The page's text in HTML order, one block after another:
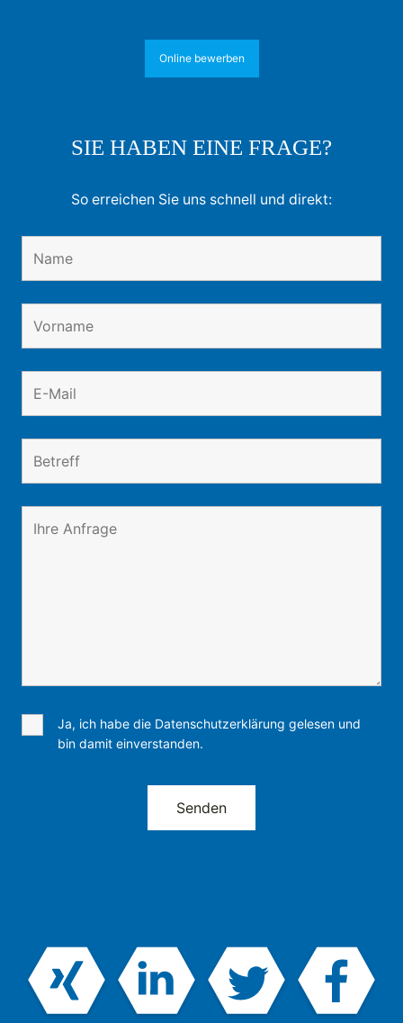
Online bewerben
SIE HABEN EINE FRAGE?
So erreichen Sie uns schnell und direkt:
Ja, ich habe die Datenschutzerklärung gelesen und
bin damit einverstanden.